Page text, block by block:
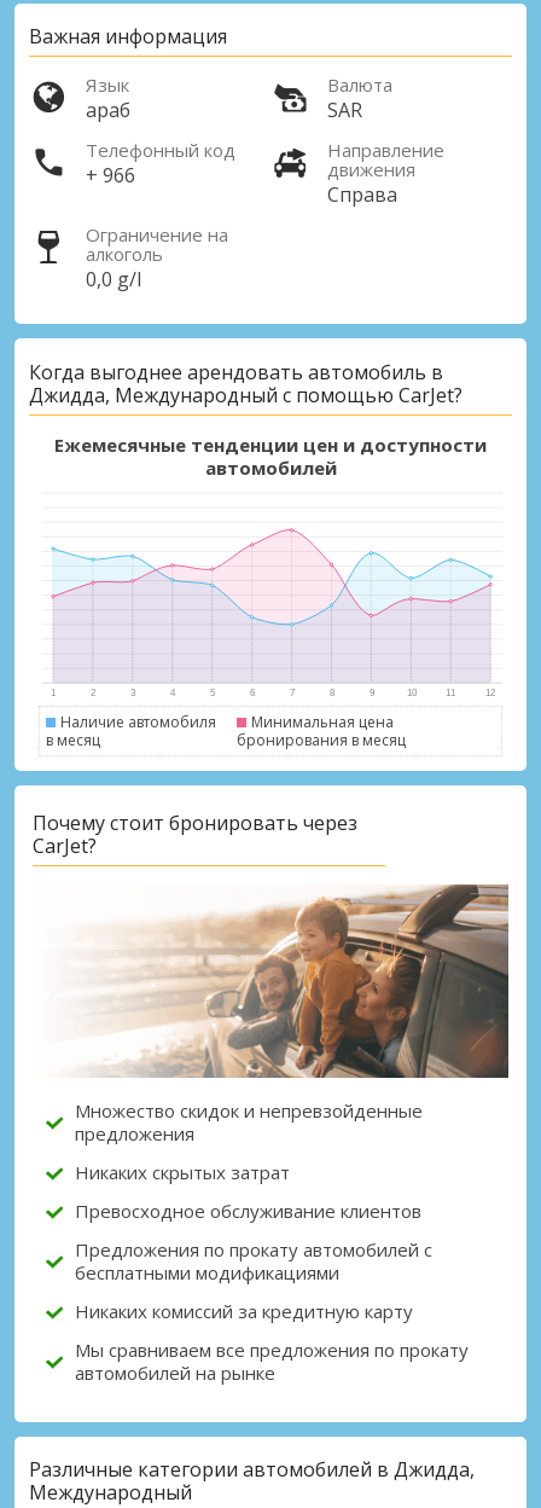
Лучшие сбережения
Получите доступ к эксклюзивным
предложениям партнёров
Войти с помощью eLink
Важная информация
Язык
араб
Валюта
SAR
Телефонный код
+ 966
Направление
движения
Справа
Ограничение на
алкоголь
0,0 g/l
Когда выгоднее арендовать автомобиль в
Джидда, Международный с помощью CarJet?
Ежемесячные тенденции цен и доступности
автомобилей
Наличие автомобиля
в месяц
Минимальная цена
бронирования в месяц
Почему стоит бронировать через
CarJet?
Множество скидок и непревзойденные
предложения
Никаких скрытых затрат
Превосходное обслуживание клиентов
Предложения по прокату автомобилей с
бесплатными модификациями
Никаких комиссий за кредитную карту
Мы сравниваем все предложения по прокату
автомобилей на рынке
Различные категории автомобилей в Джидда,
Международный